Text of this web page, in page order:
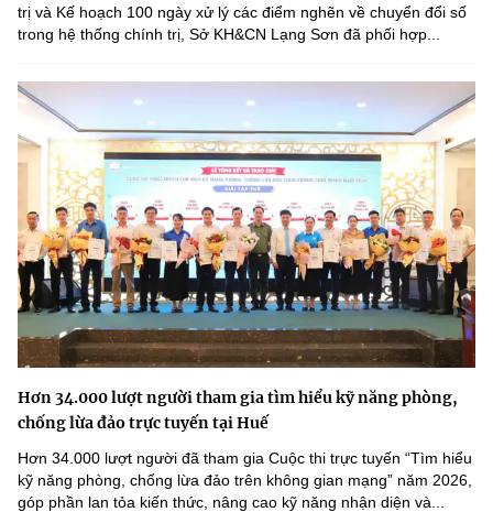
trị và Kế hoạch 100 ngày xử lý các điểm nghẽn về chuyển đổi số
trong hệ thống chính trị, Sở KH&CN Lạng Sơn đã phối hợp...
Hơn 34.000 lượt người tham gia tìm hiểu kỹ năng phòng,
chống lừa đảo trực tuyến tại Huế
Hơn 34.000 lượt người đã tham gia Cuộc thi trực tuyến “Tìm hiểu
kỹ năng phòng, chống lừa đảo trên không gian mạng” năm 2026,
góp phần lan tỏa kiến thức, nâng cao kỹ năng nhận diện và...